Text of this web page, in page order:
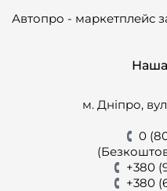
Автопро - маркетплейс
м. Дніпро,
0
+380
+380